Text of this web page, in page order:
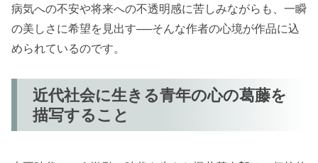
病気への不安や将来への不透明感に苦しみながらも、一瞬
の美しさに希望を見出す──そんな作者の心境が作品に込
められているのです。
近代社会に生きる青年の心の葛藤を
描写すること